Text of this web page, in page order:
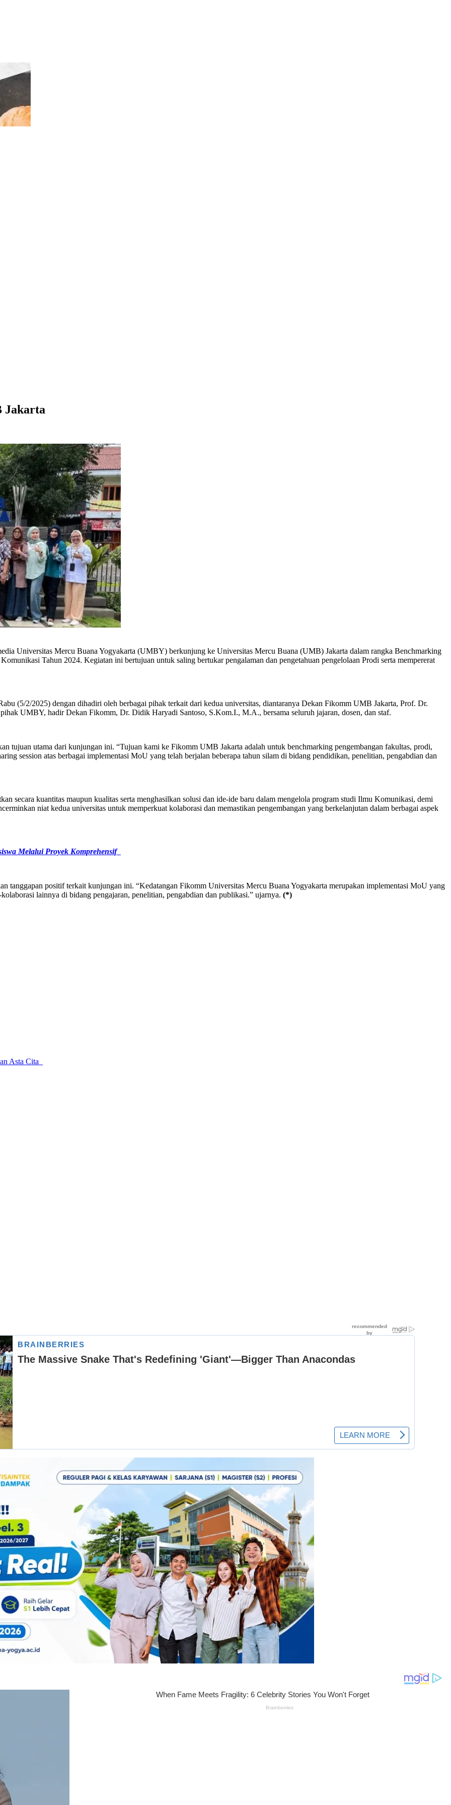
Jakarta
Universitas Mercu Buana Yogyakarta (UMBY) berkunjung ke Universitas Mercu Buana (UMB) Jakarta dalam rangka Benchmarking
Tahun 2024. Kegiatan ini bertujuan untuk saling bertukar pengalaman dan pengetahuan pengelolaan Prodi serta mempererat
(5/2/2025) dengan dihadiri oleh berbagai pihak terkait dari kedua universitas, diantaranya Dekan Fikomm UMB Jakarta, Prof. Dr.
UMBY, hadir Dekan Fikomm, Dr. Didik Haryadi Santoso, S.Kom.I., M.A., bersama seluruh jajaran, dosen, dan staf.
tujuan utama dari kunjungan ini. “Tujuan kami ke Fikomm UMB Jakarta adalah untuk benchmarking pengembangan fakultas, prodi,
session atas berbagai implementasi MoU yang telah berjalan beberapa tahun silam di bidang pendidikan, penelitian, pengabdian dan
secara kuantitas maupun kualitas serta menghasilkan solusi dan ide-ide baru dalam mengelola program studi Ilmu Komunikasi, demi
niat kedua universitas untuk memperkuat kolaborasi dan memastikan pengembangan yang berkelanjutan dalam berbagai aspek
Melalui Proyek Komprehensif
tanggapan positif terkait kunjungan ini. “Kedatangan Fikomm Universitas Mercu Buana Yogyakarta merupakan implementasi MoU yang
lainnya di bidang pengajaran, penelitian, pengabdian dan publikasi.” ujarnya. (*)
Asta Cita